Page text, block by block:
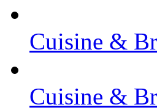
Cuisine &
Cuisine &